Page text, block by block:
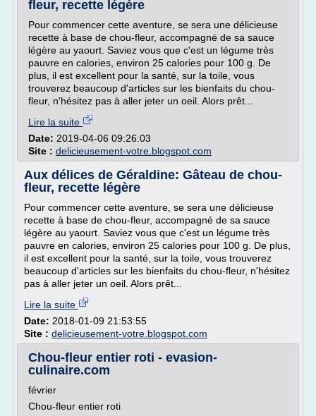
fleur, recette légère
Pour commencer cette aventure, se sera une délicieuse
recette à base de chou-fleur, accompagné de sa sauce
légère au yaourt. Saviez vous que c'est un légume très
pauvre en calories, environ 25 calories pour 100 g. De
plus, il est excellent pour la santé, sur la toile, vous
trouverez beaucoup d'articles sur les bienfaits du chou-
fleur, n'hésitez pas à aller jeter un oeil. Alors prêt...
Lire la suite
Date: 2019-04-06 09:26:03
Site : delicieusement-votre.blogspot.com
Aux délices de Géraldine: Gâteau de chou-
fleur, recette légère
Pour commencer cette aventure, se sera une délicieuse
recette à base de chou-fleur, accompagné de sa sauce
légère au yaourt. Saviez vous que c'est un légume très
pauvre en calories, environ 25 calories pour 100 g. De plus,
il est excellent pour la santé, sur la toile, vous trouverez
beaucoup d'articles sur les bienfaits du chou-fleur, n'hésitez
pas à aller jeter un oeil. Alors prêt...
Lire la suite
Date: 2018-01-09 21:53:55
Site : delicieusement-votre.blogspot.com
Chou-fleur entier roti - evasion-
culinaire.com
février
Chou-fleur entier roti